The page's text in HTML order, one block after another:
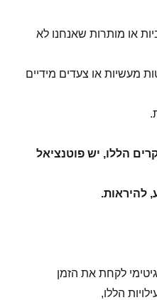
או מותרות שאנחנו לא
מעשיות או צעדים מידיים
הללו, יש פוטנציאל
להיראות.
לקחת את הזמן
הללו,